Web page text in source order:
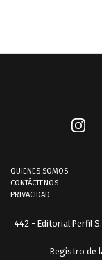
QUIENES SOMOS
CONTÁCTENOS
PRIVACIDAD
442 - Editorial Perfil
Registro de